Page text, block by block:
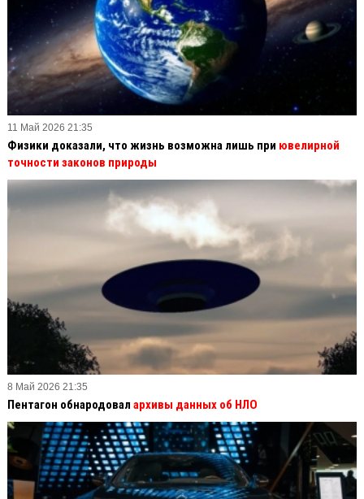
11 Май 2026 21:35
Физики доказали, что жизнь возможна лишь при ювелирной
точности законов природы
8 Май 2026 21:35
Пентагон обнародовал архивы данных об НЛО